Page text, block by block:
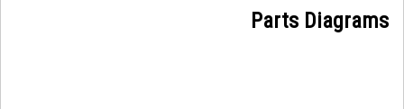
Parts Diagrams